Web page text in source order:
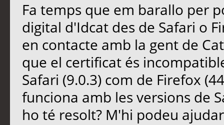
Fa temps que em barallo per
digital d'Idcat des de Safari o
en contacte amb la gent de
que el certificat és
Safari (9.0.3) com de Firefox
funciona amb les versions de
ho té resolt? M'hi podeu